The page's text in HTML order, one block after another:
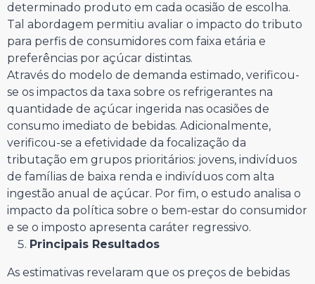
determinado produto em cada ocasião de escolha.
Tal abordagem permitiu avaliar o impacto do tributo
para perfis de consumidores com faixa etária e
preferências por açúcar distintas.
Através do modelo de demanda estimado, verificou-
se os impactos da taxa sobre os refrigerantes na
quantidade de açúcar ingerida nas ocasiões de
consumo imediato de bebidas. Adicionalmente,
verificou-se a efetividade da focalização da
tributação em grupos prioritários: jovens, indivíduos
de famílias de baixa renda e indivíduos com alta
ingestão anual de açúcar. Por fim, o estudo analisa o
impacto da política sobre o bem-estar do consumidor
e se o imposto apresenta caráter regressivo.
Principais Resultados
As estimativas revelaram que os preços de bebidas